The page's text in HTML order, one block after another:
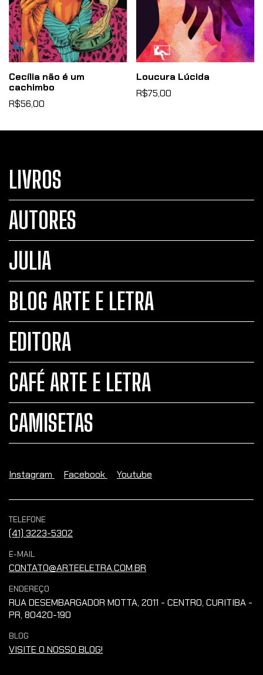
Cecília não é um
cachimbo
R$56,00
Loucura Lúcida
R$75,00
LIVROS
AUTORES
JULIA
BLOG ARTE E LETRA
EDITORA
CAFÉ ARTE E LETRA
CAMISETAS
Instagram Facebook Youtube
TELEFONE
(41) 3223-5302
E-MAIL
CONTATO@ARTEELETRA.COM.BR
ENDEREÇO
RUA DESEMBARGADOR MOTTA, 2011 - CENTRO, CURITIBA -
PR, 80420-190
BLOG
VISITE O NOSSO BLOG!